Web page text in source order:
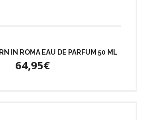
IN ROMA EAU DE PARFUM 50 ML
64,95€